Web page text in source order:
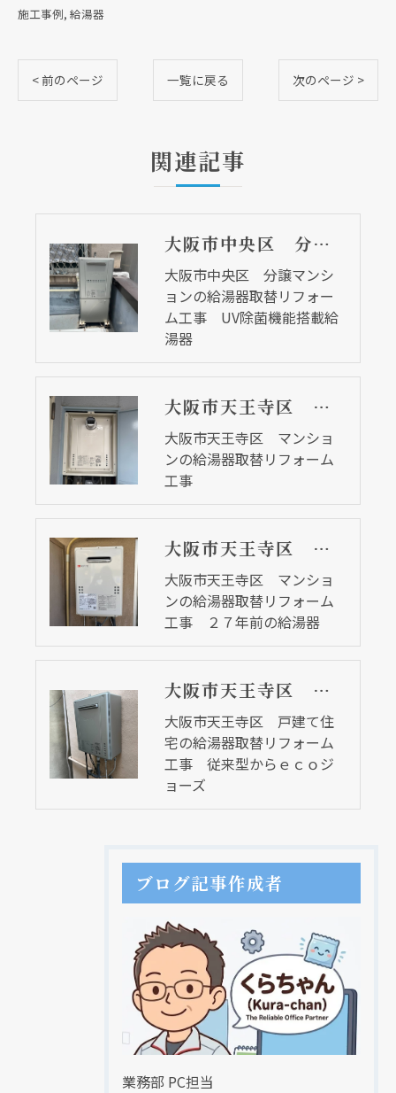
施工事例 給湯器
< 前のページ 一覧に戻る 次のページ >
関連記事
大阪市中央区 分譲マンションの給湯器取替リフォーム工事 UV除菌機能搭載給湯器
大阪市中央区 分譲マンシ
ョンの給湯器取替リフォー
ム工事 UV除菌機能搭載給
湯器
大阪市天王寺区 マンションの給湯器取替リフォーム工事
大阪市天王寺区 マンショ
ンの給湯器取替リフォーム
工事
大阪市天王寺区 マンションの給湯器取替リフォーム工事 ２７年前の給湯器
大阪市天王寺区 マンショ
ンの給湯器取替リフォーム
工事 ２７年前の給湯器
大阪市天王寺区 戸建て住宅の給湯器取替リフォーム工事 従来型からｅｃｏジョーズ
大阪市天王寺区 戸建て住
宅の給湯器取替リフォーム
工事 従来型からｅｃｏジ
ョーズ
ブログ記事作成者
業務部 PC担当